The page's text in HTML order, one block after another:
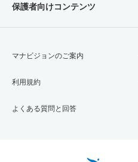
保護者向けコンテンツ
マナビジョンのご案内
利用規約
よくある質問と回答